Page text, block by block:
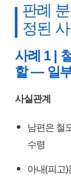
판례
정된
사례 1 |
할 — 일
사실관계
남편은 철
수령
아내(피고